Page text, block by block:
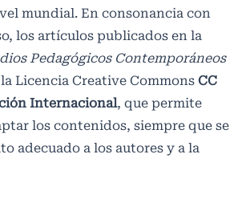
mundial. En consonancia con
los artículos publicados en la
Pedagógicos Contemporáneos
Licencia Creative Commons CC
Internacional, que permite
los contenidos, siempre que se
adecuado a los autores y a la